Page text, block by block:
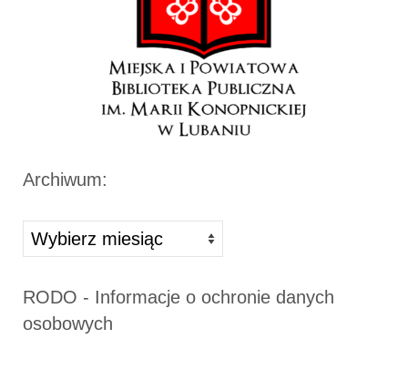
Archiwum:
Archiwa
RODO - Informacje o ochronie danych
osobowych